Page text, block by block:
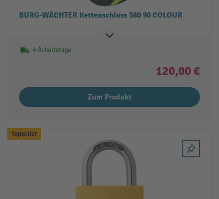
BURG-WÄCHTER Kettenschloss 580 90 COLOUR
4 Arbeitstage
120,00 €
Zum Produkt
Topseller